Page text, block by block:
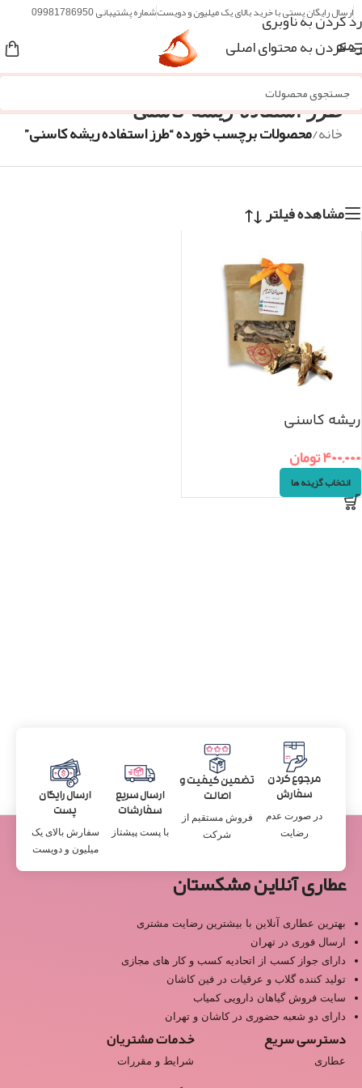
رد کردن به ناوبری
رد کردن به محتوای اصلی
ارسال رایگان پستی با خرید بالای یک میلیون و دویستشماره پشتیبانی 09981786950
منو
طرز استفاده ریشه کاسنی
خانه/محصولات برچسب خورده “طرز استفاده ریشه کاسنی”
مشاهده فیلتر
ریشه کاسنی
۴۰۰,۰۰۰تومان
انتخاب گزینه ها
مرجوع کردن
سفارش
در صورت عدم
رضایت
تضمین کیفیت و
اصالت
فروش مستقیم از
شرکت
ارسال سریع
سفارشات
با پست پیشتاز
ارسال رایگان
پست
سفارش بالای یک
میلیون و دویست
عطاری آنلاین مشکستان
بهترین عطاری آنلاین با بیشترین رضایت مشتری
ارسال فوری در تهران
دارای جواز کسب از اتحادیه کسب و کار های مجازی
تولید کننده گلاب و عرقیات در فین کاشان
سایت فروش گیاهان دارویی کمیاب
دارای دو شعبه حضوری در کاشان و تهران
دسترسی سریع
عطاری
خدمات مشتریان
شرایط و مقررات